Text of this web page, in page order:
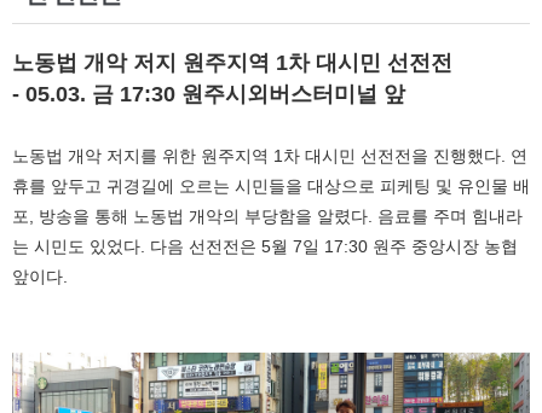
노동법 개악 저지 원주지역 1차 대시민 선전전
- 05.03. 금 17:30 원주시외버스터미널 앞
노동법 개악 저지를 위한 원주지역 1차 대시민 선전전을 진행했다. 연
휴를 앞두고 귀경길에 오르는 시민들을 대상으로 피케팅 및 유인물 배
포, 방송을 통해 노동법 개악의 부당함을 알렸다. 음료를 주며 힘내라
는 시민도 있었다. 다음 선전전은 5월 7일 17:30 원주 중앙시장 농협
앞이다.